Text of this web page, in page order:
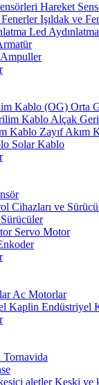
Hareket
Işıldak ve
Led Aydınlatma
Orta
Alçak
Zayıf Akım
Solar Kablo
Servo Motor
Ac Motorlar
Endüstriyel
Tornavida
Keski ve